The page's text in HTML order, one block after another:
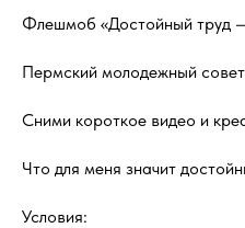
Флешмоб «Достойный труд
Пермский молодежный
Сними короткое видео и
Что для меня значит
Условия: